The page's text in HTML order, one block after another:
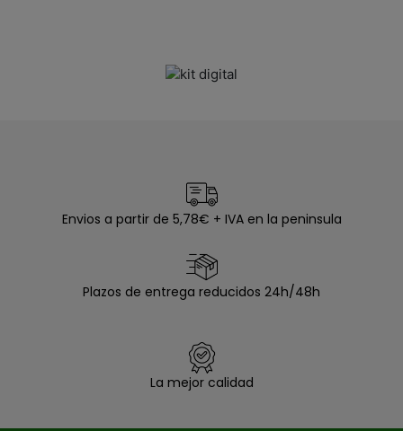
Envios a partir de 5,78€ + IVA en la peninsula
Plazos de entrega reducidos 24h/48h
La mejor calidad